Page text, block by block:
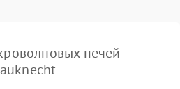
Подробнее →
печей